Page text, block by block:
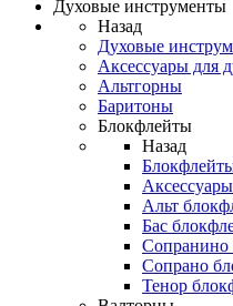
Духовые инструменты
Назад
Духовые
Аксессуары для
Альтгорны
Баритоны
Блокфлейты
Назад
Альт
Бас
Сопранино
Сопрано
Тенор